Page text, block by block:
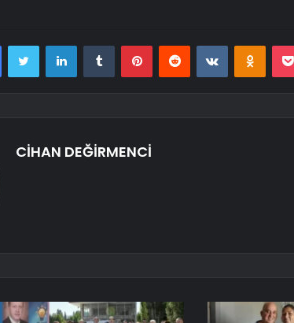
FacebookTwitter LinkedInTumblr PinterestReddit VKontakte
CİHAN DEĞİRMENCİ